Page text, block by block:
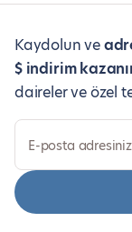
Kaydolun ve
$ indirim
daireler ve özel
E-posta adresiniz